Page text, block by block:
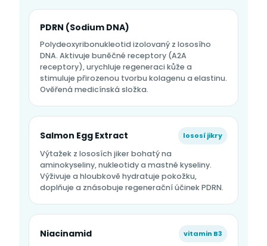
PDRN (Sodium DNA)
Polydeoxyribonukleotid izolovaný z lososího
DNA. Aktivuje buněčné receptory (A2A
receptory), urychluje regeneraci kůže a
stimuluje přirozenou tvorbu kolagenu a elastinu.
Ověřená medicínská složka.
Salmon Egg Extract lososí jikry
Výtažek z lososích jiker bohatý na
aminokyseliny, nukleotidy a mastné kyseliny.
Výživuje a hloubkově hydratuje pokožku,
doplňuje a znásobuje regenerační účinek PDRN.
Niacinamid vitamin B3